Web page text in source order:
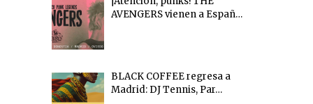
AVENGERS vienen a Españ…
BLACK COFFEE regresa a
Madrid: DJ Tennis, Par…